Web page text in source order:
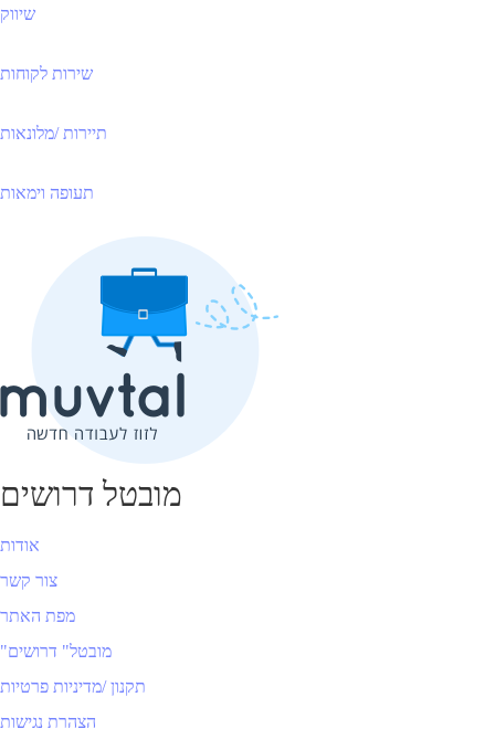
שיווק
שירות לקוחות
תיירות /מלונאות
תעופה וימאות
מובטל דרושים
אודות
צור קשר
מפת האתר
"מובטל" דרושים
תקנון /מדיניות פרטיות
הצהרת נגישות